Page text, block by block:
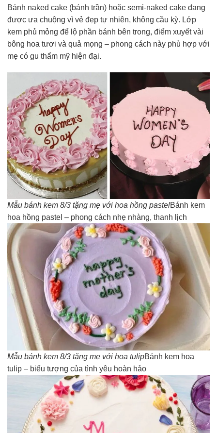
Bánh naked cake (bánh trần) hoặc semi-naked cake đang
được ưa chuộng vì vẻ đẹp tự nhiên, không cầu kỳ. Lớp
kem phủ mỏng để lộ phần bánh bên trong, điểm xuyết vài
bông hoa tươi và quả mọng – phong cách này phù hợp với
mẹ có gu thẩm mỹ hiện đại.
Mẫu bánh kem 8/3 tặng mẹ với hoa hồng pastelBánh kem
hoa hồng pastel – phong cách nhẹ nhàng, thanh lịch
Mẫu bánh kem 8/3 tặng mẹ với hoa tulipBánh kem hoa
tulip – biểu tượng của tình yêu hoàn hảo